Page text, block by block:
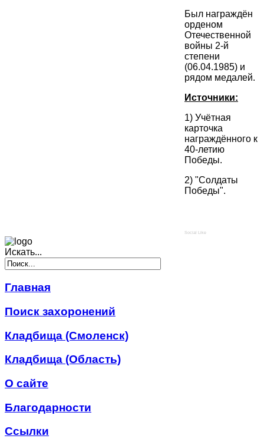
Был награждён
орденом
Отечественной
войны 2-й
степени
(06.04.1985) и
рядом медалей.
Источники:
1) Учётная
карточка
награждённого к
40-летию
Победы.
2) "Солдаты
Победы".
Social Like
Искать...
Главная
Поиск захоронений
Кладбища (Смоленск)
Кладбища (Область)
О сайте
Благодарности
Ссылки